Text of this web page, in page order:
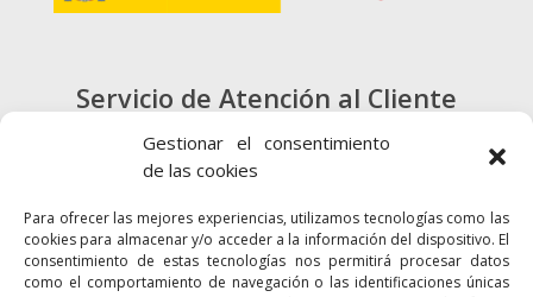
Gestionar el consentimiento
de las cookies
Para ofrecer las mejores experiencias, utilizamos tecnologías como las
cookies para almacenar y/o acceder a la información del dispositivo. El
consentimiento de estas tecnologías nos permitirá procesar datos
como el comportamiento de navegación o las identificaciones únicas
Servicio de Atención al Cliente
900 720 415
CONTACTO